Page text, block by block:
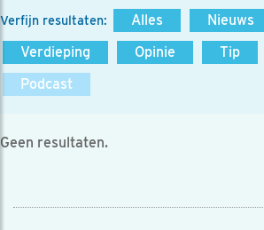
Verfijn resultaten: Alles Nieuws
Verdieping
Opinie Tip
Podcast
Geen resultaten.